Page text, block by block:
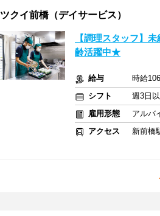
ツクイ前橋（デイサービス）
【調理スタッフ】
齢活躍中★
給与
時給
シフト
週3日
雇用形態
アルバ
アクセス
新前橋